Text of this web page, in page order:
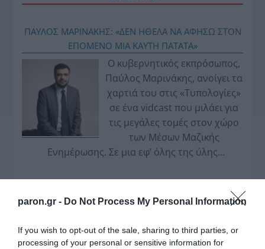
paron.gr - Do Not Process My Personal Information
If you wish to opt-out of the sale, sharing to third parties, or
processing of your personal or sensitive information for
ΠΑΥΛΟΣ ΜΑΡΙΝΑΚΗΣ: «ΔΕΝ ΗΘΕΛΑ ΝΑ ΑΦΗΣΩ ΣΤΟΝ
ΕΠΟΜΕΝΟ ΜΙΑ ΚΑΥΤΗ ΠΑΤΑΤΑ»
Ο κυβερνητικός εκπρόσωπος,
Παύλος Μαρινάκης, ανοίγει τα
χαρτιά του στις «Τυπολογίες»
σε ένα vidcast που μιλάει για
τις μεγάλες τομές στον χώρο
των Μέσων Μαζικής
Ενημέρωσης. Σε μια εφ’ όλης της ύλης
το χρονοδιάγραμμα για τις περιφερειακές και
ραδιοφωνικές άδειες, το πακέτο στήριξης των 80
πρωτοβουλία για την άρση της ανωνυμίας στο
διαδίκτυο.